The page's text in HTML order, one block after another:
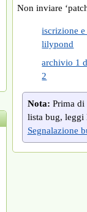
Non inviare
iscrizione
lilypond
archivio 1
2
Nota: Prima di
lista bug, leggi
Segnalazione